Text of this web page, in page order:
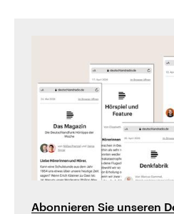
Abonnieren Sie unseren